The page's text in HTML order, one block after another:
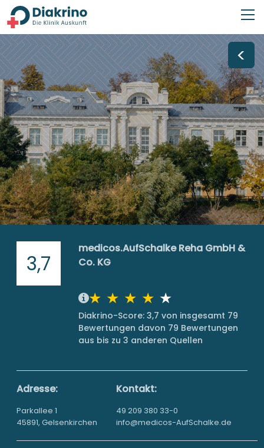
<
3,7
medicos.AufSchalke Reha GmbH &
Co. KG
Diakrino-Score: 3,7 von insgesamt 79
Bewertungen davon 79 Bewertungen
aus bis zu 3 anderen Quellen
Adresse:
Parkallee 1
45891, Gelsenkirchen
Kontakt:
49 209 380 33-0
info@medicos-AufSchalke.de